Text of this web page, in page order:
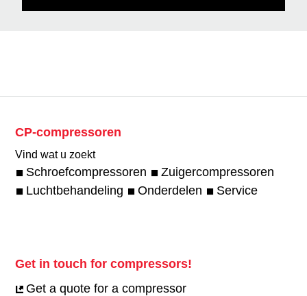
CP-compressoren
Vind wat u zoekt
Schroefcompressoren
Zuigercompressoren
Luchtbehandeling
Onderdelen Service
Get in touch for compressors!
Get a quote for a compressor